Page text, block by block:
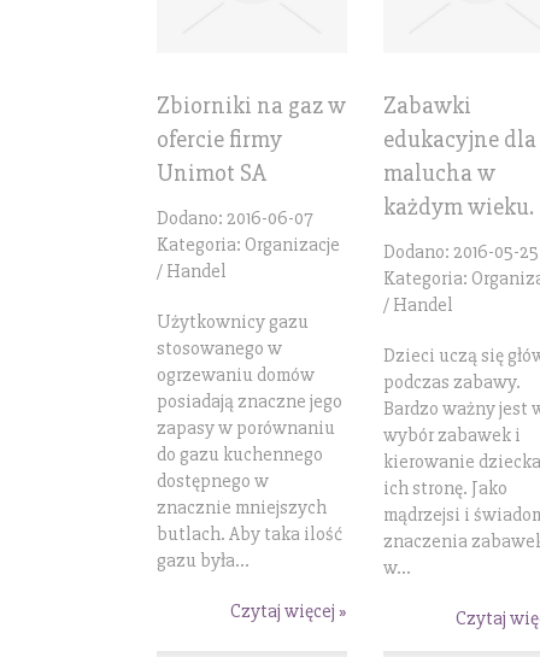
Zbiorniki na gaz w
ofercie firmy
Unimot SA
Dodano: 2016-06-07
Kategoria: Organizacje
/ Handel
Użytkownicy gazu
stosowanego w
ogrzewaniu domów
posiadają znaczne jego
zapasy w porównaniu
do gazu kuchennego
dostępnego w
znacznie mniejszych
butlach. Aby taka ilość
gazu była...
Czytaj więcej »
Zabawki
edukacyjne dla
malucha w
każdym wieku.
Dodano: 2016-05-25
Kategoria:
/ Handel
Dzieci uczą się
podczas zabawy.
Bardzo ważny jest
wybór zabawek i
kierowanie
ich stronę. Jako
mądrzejsi i
znaczenia
w...
Czytaj